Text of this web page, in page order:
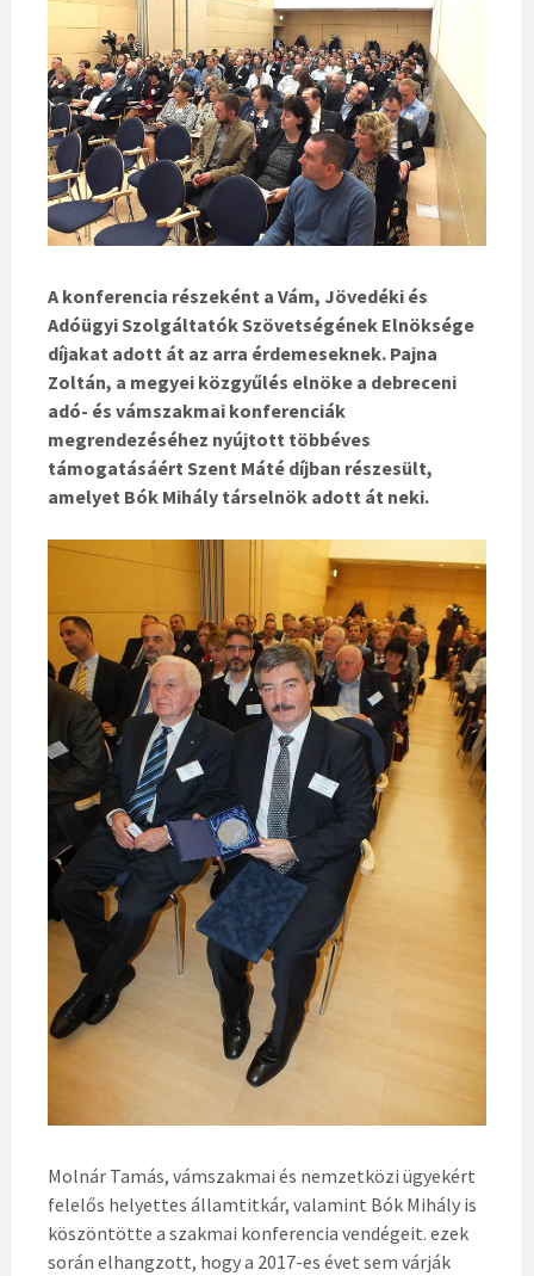
A konferencia részeként a Vám, Jövedéki és
Adóügyi Szolgáltatók Szövetségének Elnöksége
díjakat adott át az arra érdemeseknek. Pajna
Zoltán, a megyei közgyűlés elnöke a debreceni
adó- és vámszakmai konferenciák
megrendezéséhez nyújtott többéves
támogatásáért Szent Máté díjban részesült,
amelyet Bók Mihály társelnök adott át neki.
Molnár Tamás, vámszakmai és nemzetközi ügyekért
felelős helyettes államtitkár, valamint Bók Mihály is
köszöntötte a szakmai konferencia vendégeit. ezek
során elhangzott, hogy a 2017-es évet sem várják